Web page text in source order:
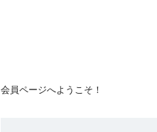
会員ページへようこそ！